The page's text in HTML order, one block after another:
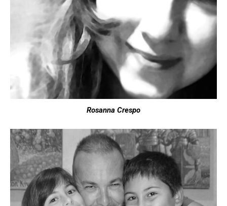
Rosanna Crespo